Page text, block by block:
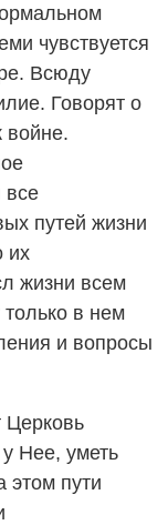
чувствуется
Всюду
Говорят о
войне.
все
путей жизни
их
жизни всем
в нем
и вопросы
Церковь
Нее, уметь
этом пути